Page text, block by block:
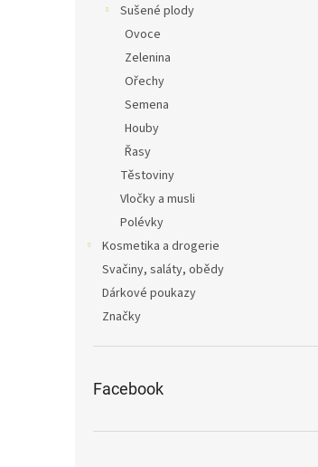
Sušené plody
Ovoce
Zelenina
Ořechy
Semena
Houby
Řasy
Těstoviny
Vločky a musli
Polévky
Kosmetika a drogerie
Svačiny, saláty, obědy
Dárkové poukazy
Značky
Facebook